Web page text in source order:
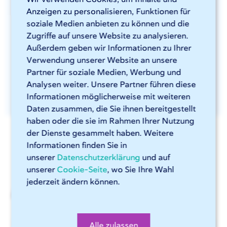
Anzeigen zu personalisieren, Funktionen für
soziale Medien anbieten zu können und die
Zugriffe auf unsere Website zu analysieren.
Außerdem geben wir Informationen zu Ihrer
Verwendung unserer Website an unsere
Partner für soziale Medien, Werbung und
Analysen weiter. Unsere Partner führen diese
Informationen möglicherweise mit weiteren
Daten zusammen, die Sie ihnen bereitgestellt
haben oder die sie im Rahmen Ihrer Nutzung
der Dienste gesammelt haben. Weitere
Informationen finden Sie in
unserer Datenschutzerklärung und auf
unserer Cookie-Seite, wo Sie Ihre Wahl
jederzeit ändern können.
Sie erhalten den Newsletter einmal pro Monat, eine
Abmeldung ist jederzeit möglich. In unserer
Datenschutzerklärungerfahren Sie mehr darüber, wie wir
mit Ihren Daten umgehen
Aktuelle Nachrichten